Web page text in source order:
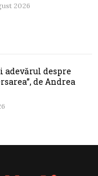
2026
adevărul despre
de Andrea